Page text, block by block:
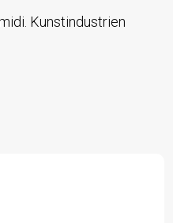
Kunstindustrien